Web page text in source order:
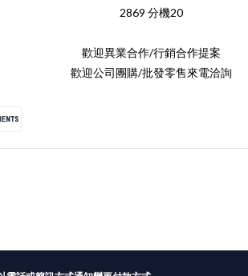
2869 分機20
歡迎異業合作/行銷合作提案
歡迎公司團購/批發零售來電洽詢